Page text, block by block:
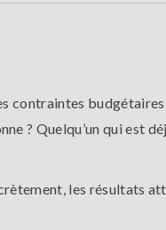
contraintes
? Quelqu’un qui est
les résultats